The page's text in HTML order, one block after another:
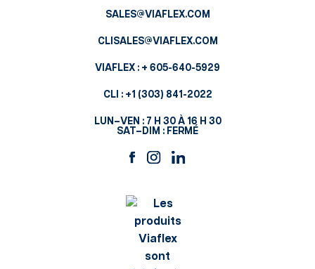
SALES@VIAFLEX.COM
CLISALES@VIAFLEX.COM
VIAFLEX : + 605-640-5929
CLI : +1 (303) 841-2022
LUN–VEN : 7 H 30 À 16 H 30
SAT–DIM : FERMÉ